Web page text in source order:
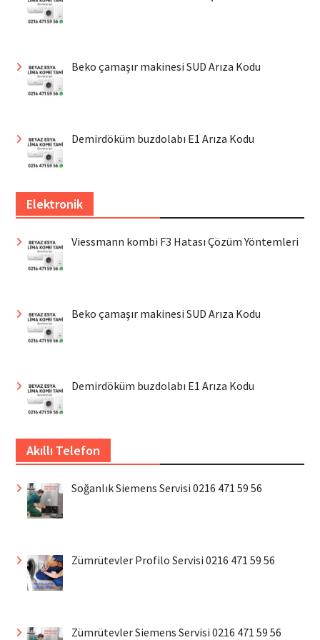
Beko çamaşır makinesi SUD Arıza Kodu
Demirdöküm buzdolabı E1 Arıza Kodu
Elektronik
Viessmann kombi F3 Hatası Çözüm Yöntemleri
Beko çamaşır makinesi SUD Arıza Kodu
Demirdöküm buzdolabı E1 Arıza Kodu
Akıllı Telefon
Soğanlık Siemens Servisi 0216 471 59 56
Zümrütevler Profilo Servisi 0216 471 59 56
Zümrütevler Siemens Servisi 0216 471 59 56